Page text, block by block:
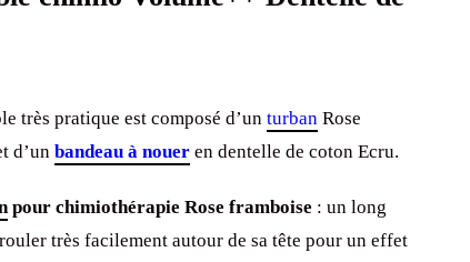
très pratique est composé d’unturban Rose
d’unbandeau à nouer en dentelle de coton Ecru.
pour chimiothérapie Rose framboise : un long
très facilement autour de sa tête pour un effet